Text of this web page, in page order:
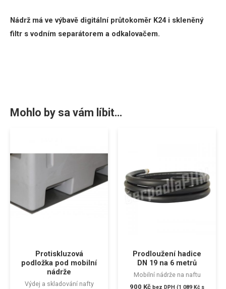
Nádrž má ve výbavě digitální průtokoměr K24 i skleněný
filtr s vodním separátorem a odkalovačem.
Mohlo by sa vám líbit…
Protiskluzová
podložka pod mobilní
nádrže
Výdej a skladování nafty
Prodloužení hadice
DN 19 na 6 metrů
Mobilní nádrže na naftu
900 Kč bez DPH (1 089Kč s